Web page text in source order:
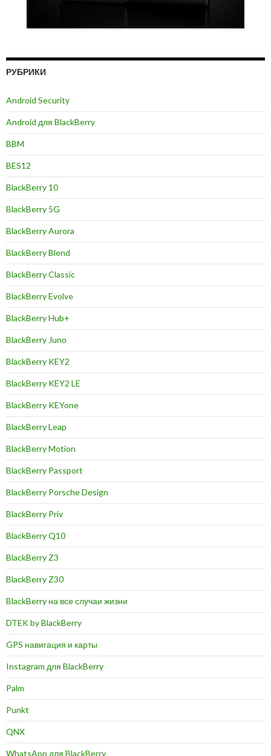
РУБРИКИ
Android Security
Android для BlackBerry
BBM
BES12
BlackBerry 10
BlackBerry 5G
BlackBerry Aurora
BlackBerry Blend
BlackBerry Classic
BlackBerry Evolve
BlackBerry Hub+
BlackBerry Juno
BlackBerry KEY2
BlackBerry KEY2 LE
BlackBerry KEYone
BlackBerry Leap
BlackBerry Motion
BlackBerry Passport
BlackBerry Porsche Design
BlackBerry Priv
BlackBerry Q10
BlackBerry Z3
BlackBerry Z30
BlackBerry на все случаи жизни
DTEK by BlackBerry
GPS навигация и карты
Instagram для BlackBerry
Palm
Punkt
QNX
WhatsApp для BlackBerry